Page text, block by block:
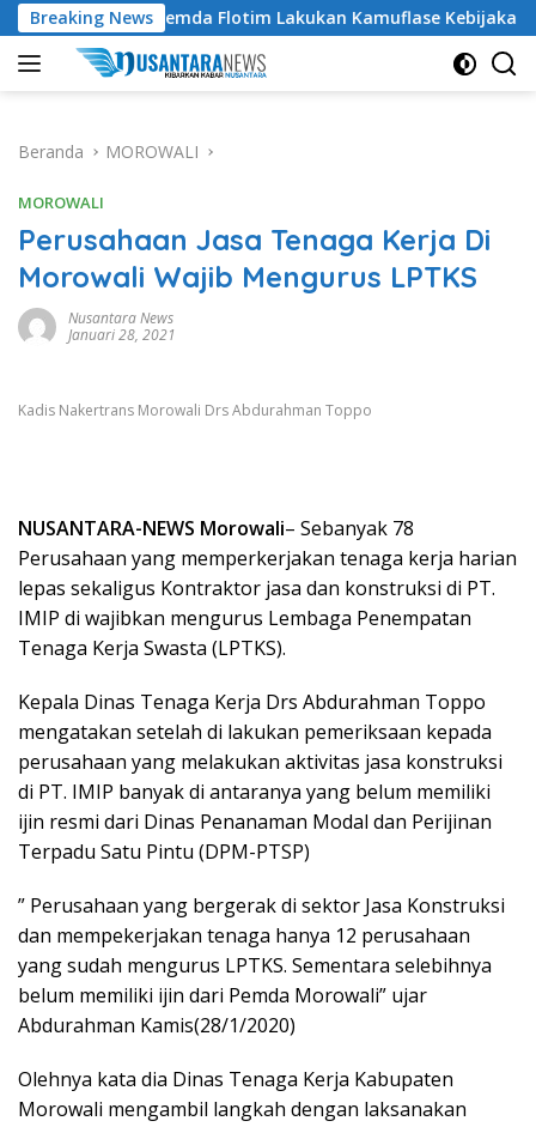
Langsung
ke
konten
Breaking News
Pemda Flotim Lakukan Kamuflase Kebijakan Politik
Beranda MOROWALI
MOROWALI
Perusahaan Jasa Tenaga Kerja Di
Morowali Wajib Mengurus LPTKS
Nusantara News
Januari 28, 2021
Kadis Nakertrans Morowali Drs Abdurahman Toppo
NUSANTARA-NEWS Morowali– Sebanyak 78
Perusahaan yang memperkerjakan tenaga kerja harian
lepas sekaligus Kontraktor jasa dan konstruksi di PT.
IMIP di wajibkan mengurus Lembaga Penempatan
Tenaga Kerja Swasta (LPTKS).
Kepala Dinas Tenaga Kerja Drs Abdurahman Toppo
mengatakan setelah di lakukan pemeriksaan kepada
perusahaan yang melakukan aktivitas jasa konstruksi
di PT. IMIP banyak di antaranya yang belum memiliki
ijin resmi dari Dinas Penanaman Modal dan Perijinan
Terpadu Satu Pintu (DPM-PTSP)
” Perusahaan yang bergerak di sektor Jasa Konstruksi
dan mempekerjakan tenaga hanya 12 perusahaan
yang sudah mengurus LPTKS. Sementara selebihnya
belum memiliki ijin dari Pemda Morowali” ujar
Abdurahman Kamis(28/1/2020)
Olehnya kata dia Dinas Tenaga Kerja Kabupaten
Morowali mengambil langkah dengan laksanakan